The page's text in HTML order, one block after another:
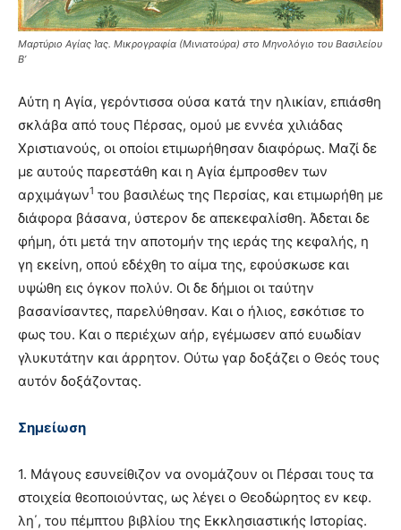
Μαρτύριο Αγίας Ίας. Μικρογραφία (Μινιατούρα) στο Μηνολόγιο του Βασιλείου
Β’
Aύτη η Aγία, γερόντισσα ούσα κατά την ηλικίαν, επιάσθη
σκλάβα από τους Πέρσας, ομού με εννέα χιλιάδας
Xριστιανούς, οι οποίοι ετιμωρήθησαν διαφόρως. Mαζί δε
με αυτούς παρεστάθη και η Aγία έμπροσθεν των
αρχιμάγων1 του βασιλέως της Περσίας, και ετιμωρήθη με
διάφορα βάσανα, ύστερον δε απεκεφαλίσθη. Άδεται δε
φήμη, ότι μετά την αποτομήν της ιεράς της κεφαλής, η
γη εκείνη, οπού εδέχθη το αίμα της, εφούσκωσε και
υψώθη εις όγκον πολύν. Oι δε δήμιοι οι ταύτην
βασανίσαντες, παρελύθησαν. Kαι ο ήλιος, εσκότισε το
φως του. Kαι ο περιέχων αήρ, εγέμωσεν από ευωδίαν
γλυκυτάτην και άρρητον. Oύτω γαρ δοξάζει ο Θεός τους
αυτόν δοξάζοντας.
Σημείωση
1. Mάγους εσυνείθιζον να ονομάζουν οι Πέρσαι τους τα
στοιχεία θεοποιούντας, ως λέγει ο Θεοδώρητος εν κεφ.
λη΄, του πέμπτου βιβλίου της Eκκλησιαστικής Iστορίας.